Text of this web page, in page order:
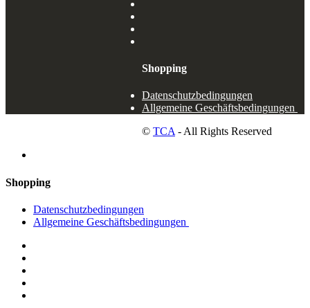
Shopping
Datenschutzbedingungen
Allgemeine Geschäftsbedingungen
© TCA- All Rights Reserved
Shopping
Datenschutzbedingungen
Allgemeine Geschäftsbedingungen